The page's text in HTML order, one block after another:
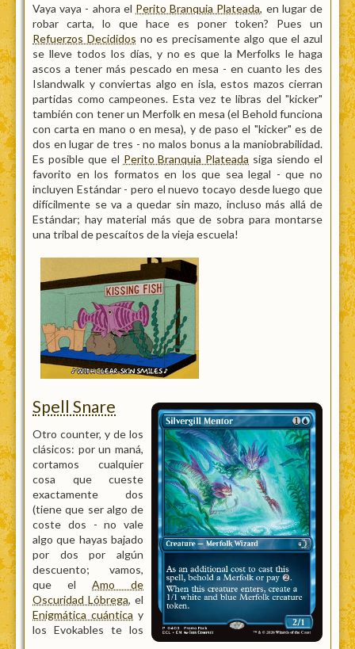
Vaya vaya - ahora el Perito Branquia Plateada, en lugar de
robar carta, lo que hace es poner token? Pues un
Refuerzos Decididos no es precisamente algo que el azul
se lleve todos los días, y no es que la Merfolks le haga
ascos a tener más pescado en mesa - en cuanto les des
Islandwalk y conviertas algo en isla, estos mazos cierran
partidas como campeones. Esta vez te libras del "kicker"
también con tener un Merfolk en mesa (el Behold funciona
con carta en mano o en mesa), y de paso el "kicker" es de
dos en lugar de tres - no malos bonus a la maniobrabilidad.
Es posible que el Perito Branquia Plateada siga siendo el
favorito en los formatos en los que sea legal - que no
incluyen Estándar - pero el nuevo tocayo desde luego que
difícilmente se va a quedar sin mazo, incluso más allá de
Estándar; hay material más que de sobra para montarse
una tribal de pescaítos de la vieja escuela!
Spell Snare
Otro counter, y de los
clásicos: por un maná,
cortamos cualquier
cosa que cueste
exactamente dos
(tiene que ser algo de
coste dos - no vale
algo que hayas bajado
por dos por algún
descuento; vamos,
que el Amo de
Oscuridad Lóbrega, el
Enigmática cuántica y
los Evokables te los